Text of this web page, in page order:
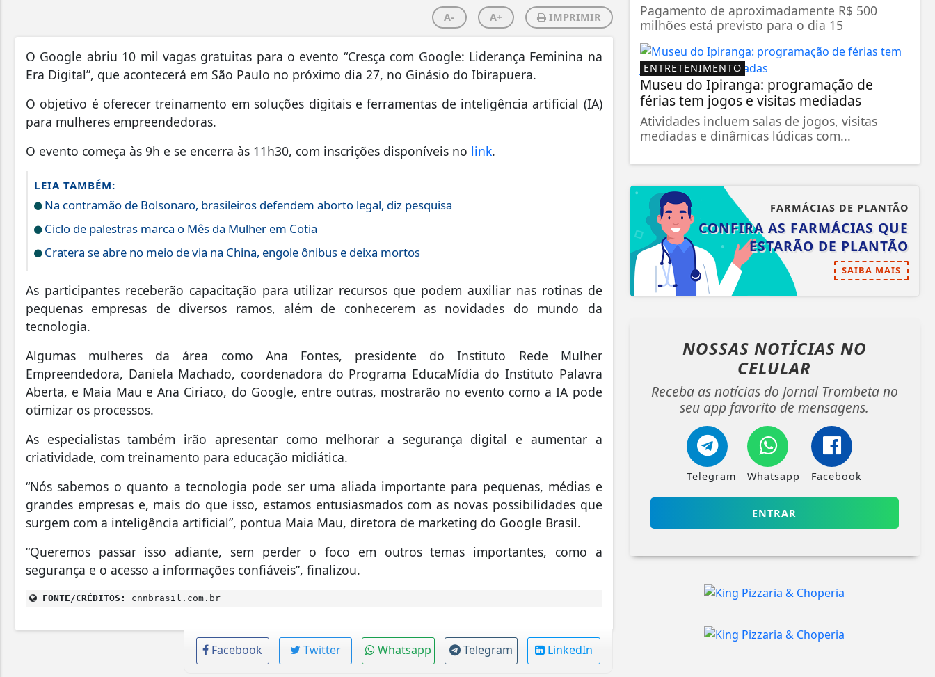
A- A+ IMPRIMIR
O Google abriu 10 mil vagas gratuitas para o evento “Cresça com Google: Liderança Feminina na
Era Digital”, que acontecerá em São Paulo no próximo dia 27, no Ginásio do Ibirapuera.
O objetivo é oferecer treinamento em soluções digitais e ferramentas de inteligência artificial (IA)
para mulheres empreendedoras.
O evento começa às 9h e se encerra às 11h30, com inscrições disponíveis no link.
LEIA TAMBÉM:
Na contramão de Bolsonaro, brasileiros defendem aborto legal, diz pesquisa
Ciclo de palestras marca o Mês da Mulher em Cotia
Cratera se abre no meio de via na China, engole ônibus e deixa mortos
As participantes receberão capacitação para utilizar recursos que podem auxiliar nas rotinas de
pequenas empresas de diversos ramos, além de conhecerem as novidades do mundo da
tecnologia.
Algumas mulheres da área como Ana Fontes, presidente do Instituto Rede Mulher
Empreendedora, Daniela Machado, coordenadora do Programa EducaMídia do Instituto Palavra
Aberta, e Maia Mau e Ana Ciriaco, do Google, entre outras, mostrarão no evento como a IA pode
otimizar os processos.
As especialistas também irão apresentar como melhorar a segurança digital e aumentar a
criatividade, com treinamento para educação midiática.
“Nós sabemos o quanto a tecnologia pode ser uma aliada importante para pequenas, médias e
grandes empresas e, mais do que isso, estamos entusiasmados com as novas possibilidades que
surgem com a inteligência artificial”, pontua Maia Mau, diretora de marketing do Google Brasil.
“Queremos passar isso adiante, sem perder o foco em outros temas importantes, como a
segurança e o acesso a informações confiáveis”, finalizou.
FONTE/CRÉDITOS: cnnbrasil.com.br
Facebook Twitter Whatsapp Telegram LinkedIn
Pagamento de aproximadamente R$ 500
milhões está previsto para o dia 15
ENTRETENIMENTO
Museu do Ipiranga: programação de
férias tem jogos e visitas mediadas
Atividades incluem salas de jogos, visitas
mediadas e dinâmicas lúdicas com...
FARMÁCIAS DE PLANTÃO
CONFIRA AS FARMÁCIAS QUE
ESTARÃO DE PLANTÃO
SAIBA MAIS
NOSSAS NOTÍCIAS NO
CELULAR
Receba as notícias do Jornal Trombeta no
seu app favorito de mensagens.
Telegram Whatsapp Facebook
ENTRAR